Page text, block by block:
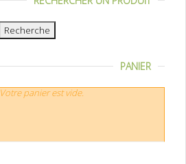
PANIER
Votre panier est vide.